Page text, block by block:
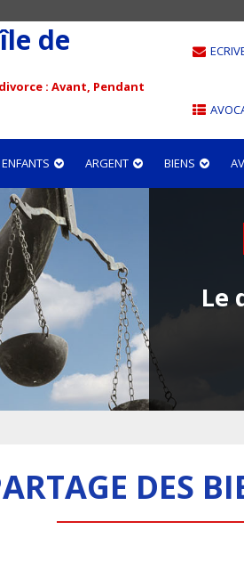
de
: Avant, Pendant
ENFANTS ARGENT BIENS
Le
DES